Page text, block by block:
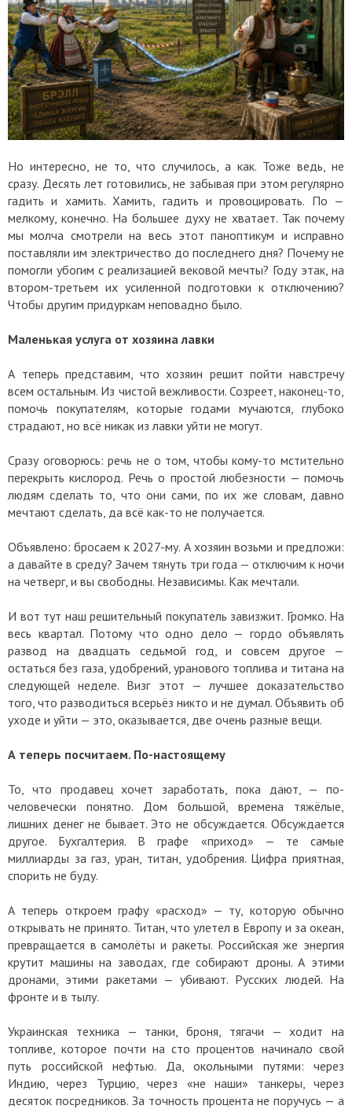
Но интересно, не то, что случилось, а как. Тоже ведь, не
сразу. Десять лет готовились, не забывая при этом регулярно
гадить и хамить. Хамить, гадить и провоцировать. По —
мелкому, конечно. На большее духу не хватает. Так почему
мы молча смотрели на весь этот паноптикум и исправно
поставляли им электричество до последнего дня? Почему не
помогли убогим с реализацией вековой мечты? Году этак, на
втором-третьем их усиленной подготовки к отключению?
Чтобы другим придуркам неповадно было.
Маленькая услуга от хозяина лавки
А теперь представим, что хозяин решит пойти навстречу
всем остальным. Из чистой вежливости. Созреет, наконец-то,
помочь покупателям, которые годами мучаются, глубоко
страдают, но всё никак из лавки уйти не могут.
Сразу оговорюсь: речь не о том, чтобы кому-то мстительно
перекрыть кислород. Речь о простой любезности — помочь
людям сделать то, что они сами, по их же словам, давно
мечтают сделать, да всё как-то не получается.
Объявлено: бросаем к 2027-му. А хозяин возьми и предложи:
а давайте в среду? Зачем тянуть три года — отключим к ночи
на четверг, и вы свободны. Независимы. Как мечтали.
И вот тут наш решительный покупатель завизжит. Громко. На
весь квартал. Потому что одно дело — гордо объявлять
развод на двадцать седьмой год, и совсем другое —
остаться без газа, удобрений, уранового топлива и титана на
следующей неделе. Визг этот — лучшее доказательство
того, что разводиться всерьёз никто и не думал. Объявить об
уходе и уйти — это, оказывается, две очень разные вещи.
А теперь посчитаем. По-настоящему
То, что продавец хочет заработать, пока дают, — по-
человечески понятно. Дом большой, времена тяжёлые,
лишних денег не бывает. Это не обсуждается. Обсуждается
другое. Бухгалтерия. В графе «приход» — те самые
миллиарды за газ, уран, титан, удобрения. Цифра приятная,
спорить не буду.
А теперь откроем графу «расход» — ту, которую обычно
открывать не принято. Титан, что улетел в Европу и за океан,
превращается в самолёты и ракеты. Российская же энергия
крутит машины на заводах, где собирают дроны. А этими
дронами, этими ракетами — убивают. Русских людей. На
фронте и в тылу.
Украинская техника — танки, броня, тягачи — ходит на
топливе, которое почти на сто процентов начинало свой
путь российской нефтью. Да, окольными путями: через
Индию, через Турцию, через «не наши» танкеры, через
десяток посредников. За точность процента не поручусь — а